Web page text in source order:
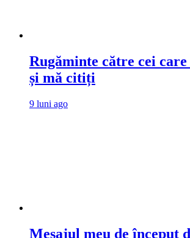
Rugăminte către cei
și mă citiți
9 luni ago
Mesajul meu de început